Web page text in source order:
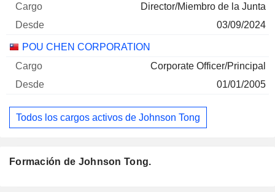
Director/Miembro de la Junta
03/09/2024
POU CHEN CORPORATION
Corporate Officer/Principal
01/01/2005
Todos los cargos activos de Johnson Tong
Formación de Johnson Tong.